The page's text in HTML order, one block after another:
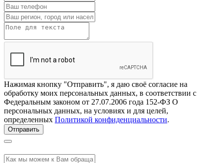
Нажимая кнопку "Отправить", я даю своё согласие на
обработку моих персональных данных, в соответствии с
Федеральным законом от 27.07.2006 года 152-ФЗ О
персональных данных, на условиях и для целей,
определенных Политикой конфиденциальности.
Отправить